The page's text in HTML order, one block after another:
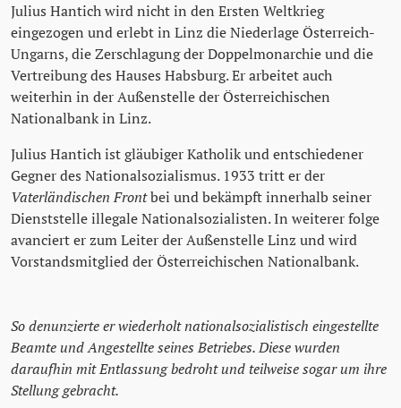
Julius Hantich wird nicht in den Ersten Weltkrieg
eingezogen und erlebt in Linz die Niederlage Österreich-
Ungarns, die Zerschlagung der Doppelmonarchie und die
Vertreibung des Hauses Habsburg. Er arbeitet auch
weiterhin in der Außenstelle der Österreichischen
Nationalbank in Linz.
Julius Hantich ist gläubiger Katholik und entschiedener
Gegner des Nationalsozialismus. 1933 tritt er der
Vaterländischen Frontbei und bekämpft innerhalb seiner
Dienststelle illegale Nationalsozialisten. In weiterer folge
avanciert er zum Leiter der Außenstelle Linz und wird
Vorstandsmitglied der Österreichischen Nationalbank.
So denunzierte er wiederholt nationalsozialistisch eingestellte
Beamte und Angestellte seines Betriebes. Diese wurden
daraufhin mit Entlassung bedroht und teilweise sogar um ihre
Stellung gebracht.